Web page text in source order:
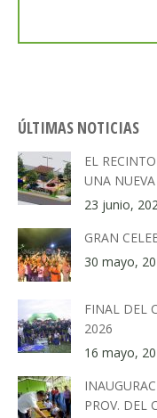
ÚLTIMAS NOTICIAS
EL
UNA NUEVA
23 junio,
GRAN
30 mayo,
FINAL DEL
2026
16 mayo,
PROV. DEL